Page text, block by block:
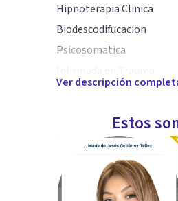
Hipnoterapia Clinica
Biodescodifucacion
Psicosomatica
Acompañamiento
Ver descripción
Estos